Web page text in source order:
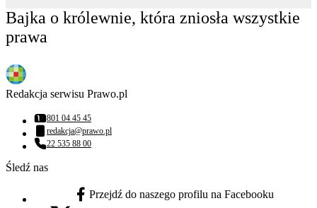
Bajka o królewnie, która zniosła wszystkie
prawa
Redakcja serwisu Prawo.pl
Numer telefonu:
801 04 45 45
Adres email:
redakcja@prawo.pl
Numer telefonu:
22 535 88 00
Śledź nas
facebook - otwiera się w nowej karcie
Przejdź do naszego profilu na Facebooku